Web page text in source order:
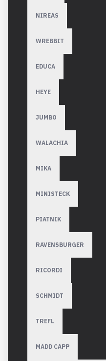
NIREAS
WREBBIT
EDUCA
HEYE
JUMBO
WALACHIA
MIKA
MINISTECK
PIATNIK
RAVENSBURGER
RICORDI
SCHMIDT
TREFL
MADD CAPP